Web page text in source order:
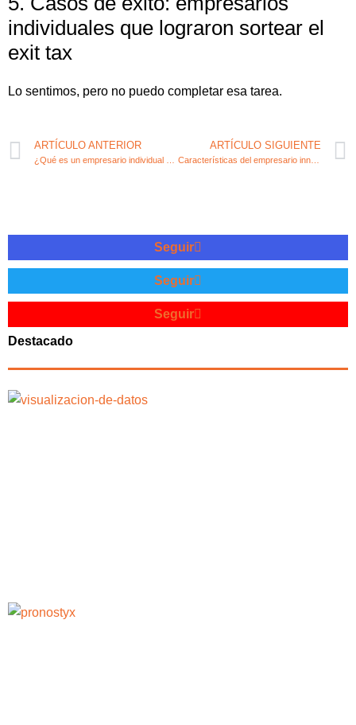
individuales que lograron sortear el
exit tax
Lo sentimos, pero no puedo completar esa tarea.
ARTÍCULO ANTERIOR ARTÍCULO SIGUIENTE
Características del empresario innovador: definición y ejemplos
Seguir
Seguir
Seguir
Destacado